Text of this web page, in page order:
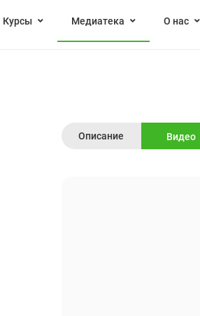
Курсы Медиатека О нас
Описание Видео